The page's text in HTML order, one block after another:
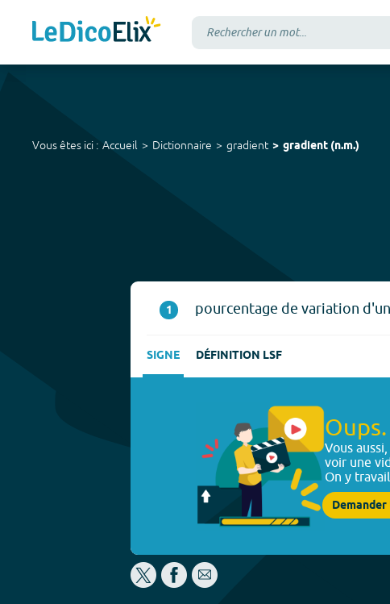
Vous êtes ici : Accueil Dictionnaire gradient gradient (n.m.)
1 pourcentage de variation
SIGNE DÉFINITION LSF
Oups.
Vous
voir une
On y